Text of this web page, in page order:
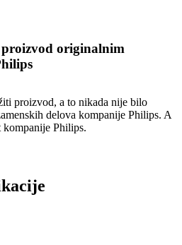
originalnim
proizvod, a to nikada nije bilo
delova kompanije Philips. A
kompanije Philips.